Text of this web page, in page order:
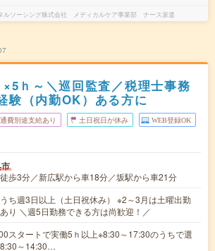
ルソーシング株式会社 メディカルケア事業部 ナース派遣
ｈ～＼巡回監査／税理士事務
験（内勤OK）ある方に
費別途支給あり 土日祝日が休み WEB登録OK
歩3分／新広駅から車18分／坂駅から車21分
ち週3日以上（土日祝休み） ※2～3月は土曜出勤
り ＼週5日勤務できる方は尚歓迎！／
スタートで実働5ｈ以上※8:30～17:30のうちで選
～14:30…